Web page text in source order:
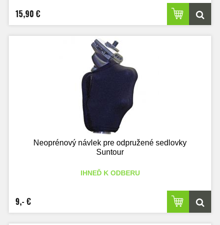
15,90 €
Neoprénový návlek pre odpružené sedlovky
Suntour
IHNEĎ K ODBERU
9,- €